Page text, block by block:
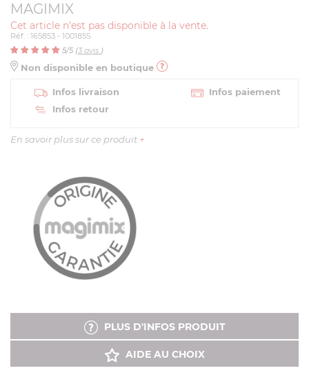
MAGIMIX
Cet article n'est pas disponible à la vente.
Réf. : 165853 - 100185S
5/5 (3 avis )
Non disponible en boutique
Infos livraison
Infos paiement
Infos retour
En savoir plus sur ce produit +
PLUS D'INFOS PRODUIT
AIDE AU CHOIX